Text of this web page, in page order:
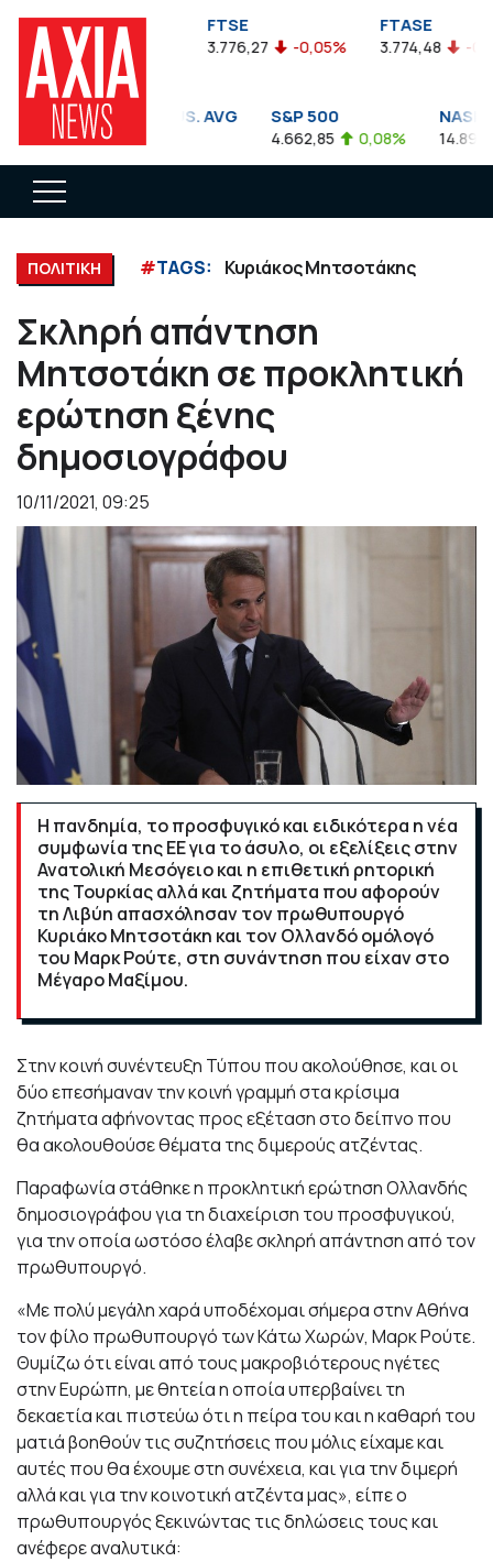
FTSEA
899,47 -0,04%
FTSE
3.776,27 -0,05%
FTASE
3.774,48 -0,10%
DOW JONES INDUS. AVG
35.911,81 -0,56%
S&P 500
4.662,85 0,08% 14.893,75
ΠΟΛΙΤΙΚΗ #TAGS: Κυριάκος Μητσοτάκης
Σκληρή απάντηση
Μητσοτάκη σε προκλητική
ερώτηση ξένης
δημοσιογράφου
10/11/2021, 09:25
Η πανδημία, το προσφυγικό και ειδικότερα η νέα
συμφωνία της ΕΕ για το άσυλο, οι εξελίξεις στην
Ανατολική Μεσόγειο και η επιθετική ρητορική
της Τουρκίας αλλά και ζητήματα που αφορούν
τη Λιβύη απασχόλησαν τον πρωθυπουργό
Κυριάκο Μητσοτάκη και τον Ολλανδό ομόλογό
του Μαρκ Ρούτε, στη συνάντηση που είχαν στο
Μέγαρο Μαξίμου.
Στην κοινή συνέντευξη Τύπου που ακολούθησε, και οι
δύο επεσήμαναν την κοινή γραμμή στα κρίσιμα
ζητήματα αφήνοντας προς εξέταση στο δείπνο που
θα ακολουθούσε θέματα της διμερούς ατζέντας.
Παραφωνία στάθηκε η προκλητική ερώτηση Ολλανδής
δημοσιογράφου για τη διαχείριση του προσφυγικού,
για την οποία ωστόσο έλαβε σκληρή απάντηση από τον
πρωθυπουργό.
«Με πολύ μεγάλη χαρά υποδέχομαι σήμερα στην Αθήνα
τον φίλο πρωθυπουργό των Κάτω Χωρών, Μαρκ Ρούτε.
Θυμίζω ότι είναι από τους μακροβιότερους ηγέτες
στην Ευρώπη, με θητεία η οποία υπερβαίνει τη
δεκαετία και πιστεύω ότι η πείρα του και η καθαρή του
ματιά βοηθούν τις συζητήσεις που μόλις είχαμε και
αυτές που θα έχουμε στη συνέχεια, και για την διμερή
αλλά και για την κοινοτική ατζέντα μας», είπε ο
πρωθυπουργός ξεκινώντας τις δηλώσεις τους και
ανέφερε αναλυτικά: